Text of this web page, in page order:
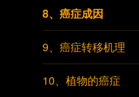
8、癌症成因
9、癌症转移机理
10、植物的癌症